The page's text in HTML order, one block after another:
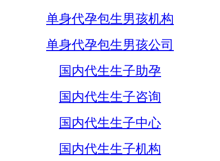
单身代孕包生男孩机构
单身代孕包生男孩公司
国内代生生子助孕
国内代生生子咨询
国内代生生子中心
国内代生生子机构